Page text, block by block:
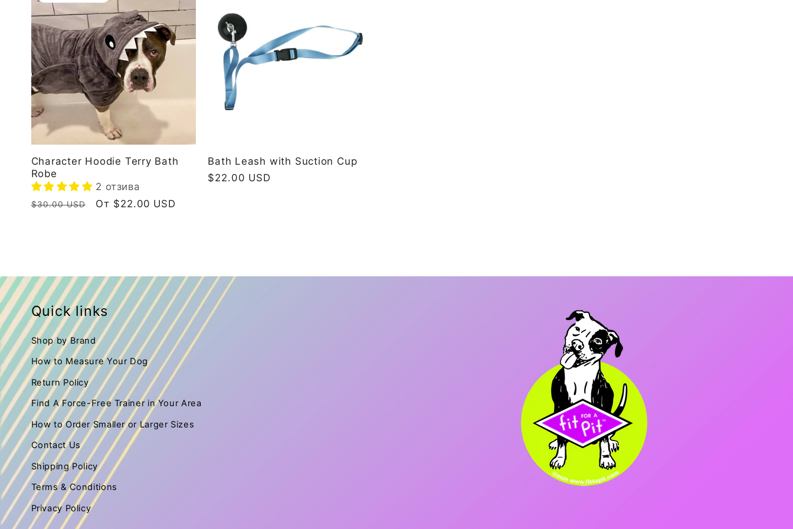
е
к
ц
и
я
:
Character Hoodie Terry Bath
Robe
2 отзива
Обичайна
$30.00 USD
Цена
От $22.00 USD
Bath Leash with Suction Cup
Обичайна
$22.00 USD
Quick links
Shop by Brand
How to Measure Your Dog
Return Policy
Find A Force-Free Trainer in Your Area
How to Order Smaller or Larger Sizes
Contact Us
Shipping Policy
Terms & Conditions
Privacy Policy